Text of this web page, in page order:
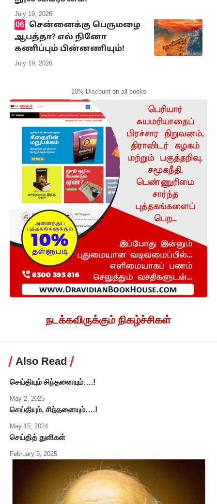
July 19, 2026
சென்னைக்கு பெருமழை
ஆபத்தா? எல் நினோ
கணிப்பும் பின்னணியும்!
July 19, 2026
10% Discount on all books
நடக்கவிருக்கும் நிகழ்ச்சிகள்
Also Read
செய்தியும் சிந்தனையும்….!
May 2, 2025
செய்தியும், சிந்தனையும்….!
May 15, 2024
செய்தித் துளிகள்
February 5, 2025